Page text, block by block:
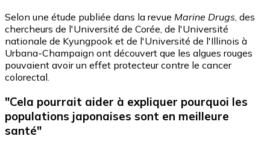
Selon une étude publiée dans la revue Marine Drugs, des
chercheurs de l'Université de Corée, de l'Université
nationale de Kyungpook et de l'Université de l'Illinois à
Urbana-Champaign ont découvert que les algues rouges
pouvaient avoir un effet protecteur contre le cancer
colorectal.
"Cela pourrait aider à expliquer pourquoi les
populations japonaises sont en meilleure
santé"